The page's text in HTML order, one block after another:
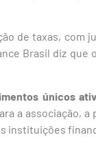
de taxas, com
Brasil diz que
únicos
a associação,
instituições